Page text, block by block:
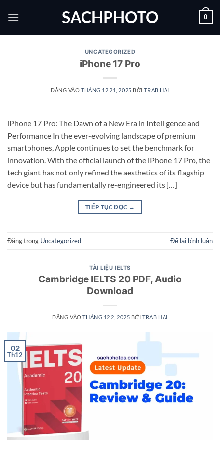
qua
SACHPHOTO 0
UNCATEGORIZED
iPhone 17 Pro
ĐĂNG VÀOTHÁNG 12 21, 2025 BỞITRAB HAI
iPhone 17 Pro: The Dawn of a New Era in Intelligence and
Performance In the ever-evolving landscape of premium
smartphones, Apple continues to set the benchmark for
innovation. With the official launch of the iPhone 17 Pro, the
tech giant has not only refined the aesthetics of its flagship
device but has fundamentally re-engineered its […]
TIẾP TỤC ĐỌC →
Đăng trong Uncategorized Để lại bình luận
TÀI LIỆU IELTS
Cambridge IELTS 20 PDF, Audio
Download
ĐĂNG VÀOTHÁNG 12 2, 2025 BỞITRAB HAI
02
Th12